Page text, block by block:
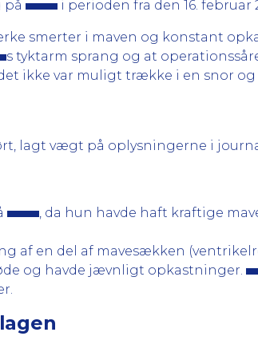
på i perioden fra den 16. februar
smerter i maven og konstant
s tyktarm sprang og at
det ikke var muligt trække i en snor
lagt vægt på oplysningerne i
, da hun havde haft kraftige
af en del af mavesækken
og havde jævnligt opkastninger.